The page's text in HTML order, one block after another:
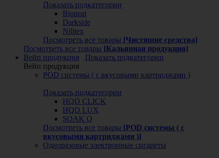
Показать подкатегории
Bioneat
Darkside
Nilitex
Посмотреть все товары [Чистящие средства]
Посмотреть все товары [Кальянная продукция]
Вейп продукция
Показать подкатегории
Вейп продукция
POD системы ( с вкусовыми картриджами )
Показать подкатегории
HQD CLICK
HQD LUX
SOAK Q
Посмотреть все товары [POD системы ( с
вкусовыми картриджами )]
Одноразовые электронные сигареты